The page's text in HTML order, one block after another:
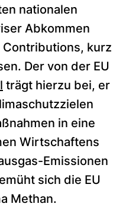
nationalen
Abkommen
kurz
Der von der EU
trägt hierzu bei, er
in eine
Wirtschaftens
Emissionen
sich die EU
Methan.